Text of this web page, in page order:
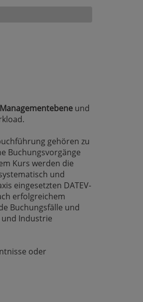
und
gehören zu
Buchungsvorgänge
Kurs werden die
und
eingesetzten DATEV-
erfolgreichem
Buchungsfälle und
Industrie
oder